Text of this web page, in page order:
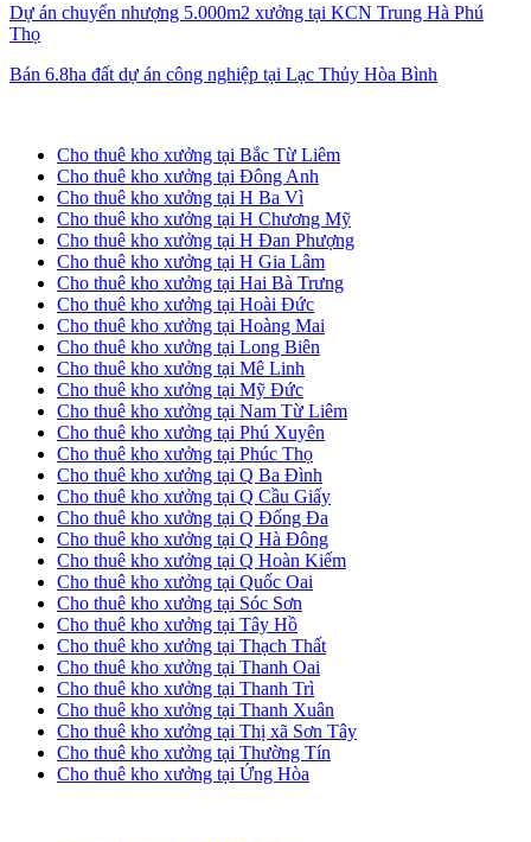
Dự án chuyển nhượng 5.000m2 xưởng tại KCN Trung Hà Phú
Thọ
Bán 6.8ha đất dự án công nghiệp tại Lạc Thủy Hòa Bình
Cho thuê kho xưởng tại Bắc Từ Liêm
Cho thuê kho xưởng tại Đông Anh
Cho thuê kho xưởng tại H Ba Vì
Cho thuê kho xưởng tại H Chương Mỹ
Cho thuê kho xưởng tại H Đan Phượng
Cho thuê kho xưởng tại H Gia Lâm
Cho thuê kho xưởng tại Hai Bà Trưng
Cho thuê kho xưởng tại Hoài Đức
Cho thuê kho xưởng tại Hoàng Mai
Cho thuê kho xưởng tại Long Biên
Cho thuê kho xưởng tại Mê Linh
Cho thuê kho xưởng tại Mỹ Đức
Cho thuê kho xưởng tại Nam Từ Liêm
Cho thuê kho xưởng tại Phú Xuyên
Cho thuê kho xưởng tại Phúc Thọ
Cho thuê kho xưởng tại Q Ba Đình
Cho thuê kho xưởng tại Q Cầu Giấy
Cho thuê kho xưởng tại Q Đống Đa
Cho thuê kho xưởng tại Q Hà Đông
Cho thuê kho xưởng tại Q Hoàn Kiếm
Cho thuê kho xưởng tại Quốc Oai
Cho thuê kho xưởng tại Sóc Sơn
Cho thuê kho xưởng tại Tây Hồ
Cho thuê kho xưởng tại Thạch Thất
Cho thuê kho xưởng tại Thanh Oai
Cho thuê kho xưởng tại Thanh Trì
Cho thuê kho xưởng tại Thanh Xuân
Cho thuê kho xưởng tại Thị xã Sơn Tây
Cho thuê kho xưởng tại Thường Tín
Cho thuê kho xưởng tại Ứng Hòa